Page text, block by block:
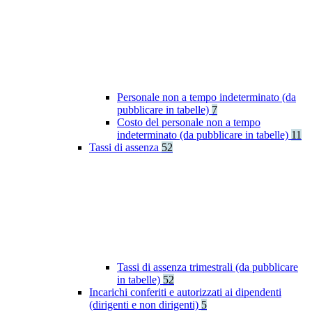
Personale non a tempo indeterminato (da
pubblicare in tabelle) 7
Costo del personale non a tempo
indeterminato (da pubblicare in tabelle) 11
Tassi di assenza 52
Tassi di assenza trimestrali (da pubblicare
in tabelle) 52
Incarichi conferiti e autorizzati ai dipendenti
(dirigenti e non dirigenti) 5